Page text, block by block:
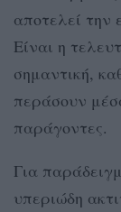
αποτελεί την
Είναι η
σημαντική,
περάσουν
παράγοντες.
Για
υπεριώδη